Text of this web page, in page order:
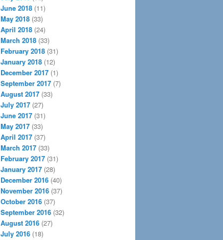
June 2018 (11)
May 2018 (33)
April 2018 (24)
March 2018 (33)
February 2018 (31)
January 2018 (12)
December 2017 (1)
September 2017 (7)
August 2017 (33)
July 2017 (27)
June 2017 (31)
May 2017 (33)
April 2017 (37)
March 2017 (33)
February 2017 (31)
January 2017 (28)
December 2016 (40)
November 2016 (37)
October 2016 (37)
September 2016 (32)
August 2016 (27)
July 2016 (18)